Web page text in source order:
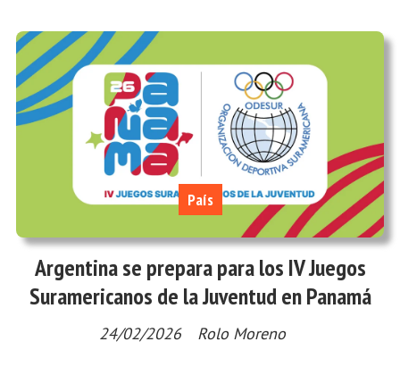
Argentina se prepara para los IV Juegos
Suramericanos de la Juventud en Panamá
Rolo Moreno
País
24/02/2026